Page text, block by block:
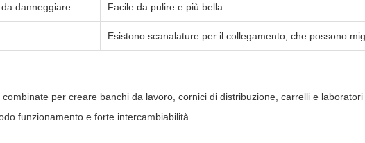
danneggiare Facile da pulire e più bella
Esistono scanalature per il collegamento, che possono
per creare banchi da lavoro, cornici di distribuzione, carrelli e
funzionamento e forte intercambiabilità